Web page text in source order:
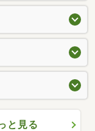
と見る